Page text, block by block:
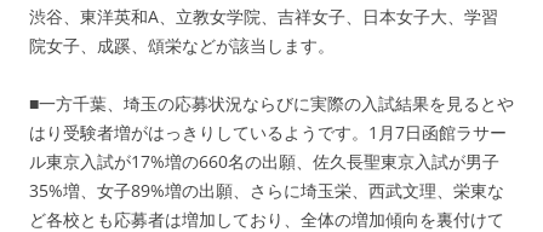
渋谷、東洋英和A、立教女学院、吉祥女子、日本女子大、学習
院女子、成蹊、頌栄などが該当します。
■一方千葉、埼玉の応募状況ならびに実際の入試結果を見るとや
はり受験者増がはっきりしているようです。1月7日函館ラサー
ル東京入試が17%増の660名の出願、佐久長聖東京入試が男子
35%増、女子89%増の出願、さらに埼玉栄、西武文理、栄東な
ど各校とも応募者は増加しており、全体の増加傾向を裏付けて